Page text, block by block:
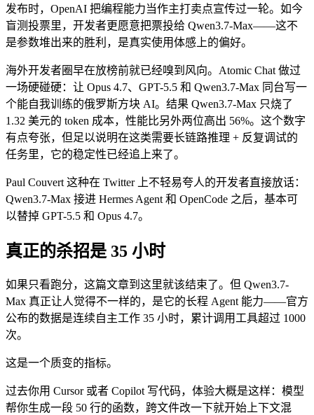
发布时，OpenAI 把编程能力当作主打卖点宣传过一轮。如今
盲测投票里，开发者更愿意把票投给 Qwen3.7-Max——这不
是参数堆出来的胜利，是真实使用体感上的偏好。
海外开发者圈早在放榜前就已经嗅到风向。Atomic Chat 做过
一场硬碰硬：让 Opus 4.7、GPT-5.5 和 Qwen3.7-Max 同台写一
个能自我训练的俄罗斯方块 AI。结果 Qwen3.7-Max 只烧了
1.32 美元的 token 成本，性能比另外两位高出 56%。这个数字
有点夸张，但足以说明在这类需要长链路推理 + 反复调试的
任务里，它的稳定性已经追上来了。
Paul Couvert 这种在 Twitter 上不轻易夸人的开发者直接放话：
Qwen3.7-Max 接进 Hermes Agent 和 OpenCode 之后，基本可
以替掉 GPT-5.5 和 Opus 4.7。
真正的杀招是 35 小时
如果只看跑分，这篇文章到这里就该结束了。但 Qwen3.7-
Max 真正让人觉得不一样的，是它的长程 Agent 能力——官方
公布的数据是连续自主工作 35 小时，累计调用工具超过 1000
次。
这是一个质变的指标。
过去你用 Cursor 或者 Copilot 写代码，体验大概是这样：模型
帮你生成一段 50 行的函数，跨文件改一下就开始上下文混